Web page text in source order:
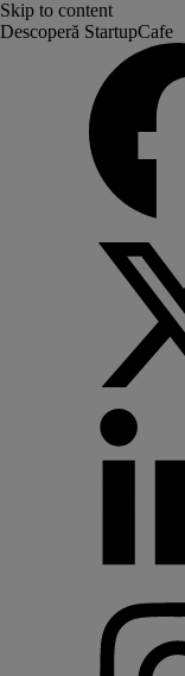
Skip to content
Descoperă StartupCafe